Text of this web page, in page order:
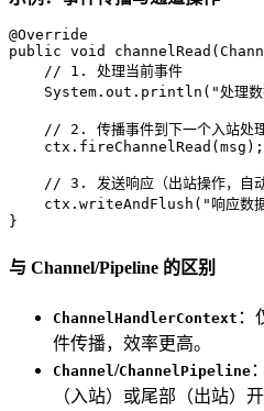
@Override
public void channelRead
// 1. 处理当前事件
    System.out.println(
"处理
// 2. 传播事件到下一个入站处
    ctx.fireChannelRead(msg);
// 3. 发送响应（出站操作，自
    ctx.writeAndFlush(
"响应数
}
与 Channel/Pipeline 的区别
ChannelHandlerContext ：
件传播，效率更高。
Channel/ChannelPipeline
（入站）或尾部（出站）